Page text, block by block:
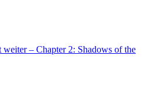
– Chapter 2: Shadows of the